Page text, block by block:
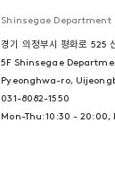
Shinsegae Department
경기 의정부시 평화로 525
5F Shinsegae
Pyeonghwa-ro,
031-8082-1550
Mon-Thu: 10:30 - 20:00,